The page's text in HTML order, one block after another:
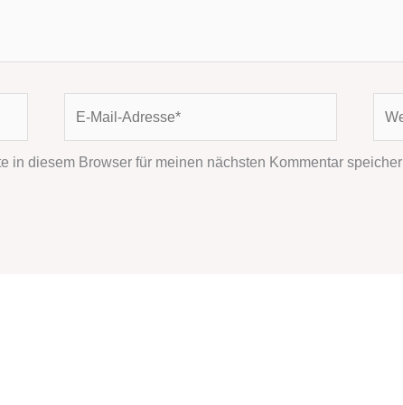
Adresse*
in diesem Browser für meinen nächsten Kommentar